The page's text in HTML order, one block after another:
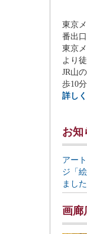
東京
番出
東京
より
JR山
歩10分
詳し
お知
アー
ジ「
ました
画廊